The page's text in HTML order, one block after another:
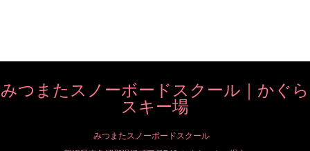
みつまたスノーボードスクール｜かぐら
スキー場
みつまたスノーボードスクール